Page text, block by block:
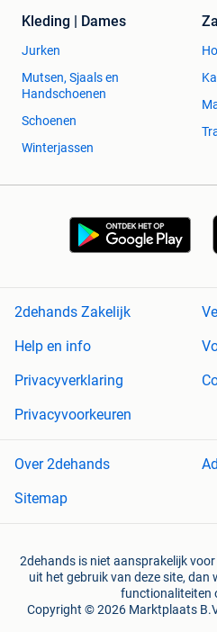
Kleding | Dames
Jurken
Mutsen, Sjaals en
Handschoenen
Schoenen
Winterjassen
2dehands Zakelijk
Help en info
Privacyverklaring
Privacyvoorkeuren
Over 2dehands
Sitemap
2dehands is niet aansprakelijk
uit het gebruik van deze site,
functionaliteiten
Copyright © 2026 Marktplaats